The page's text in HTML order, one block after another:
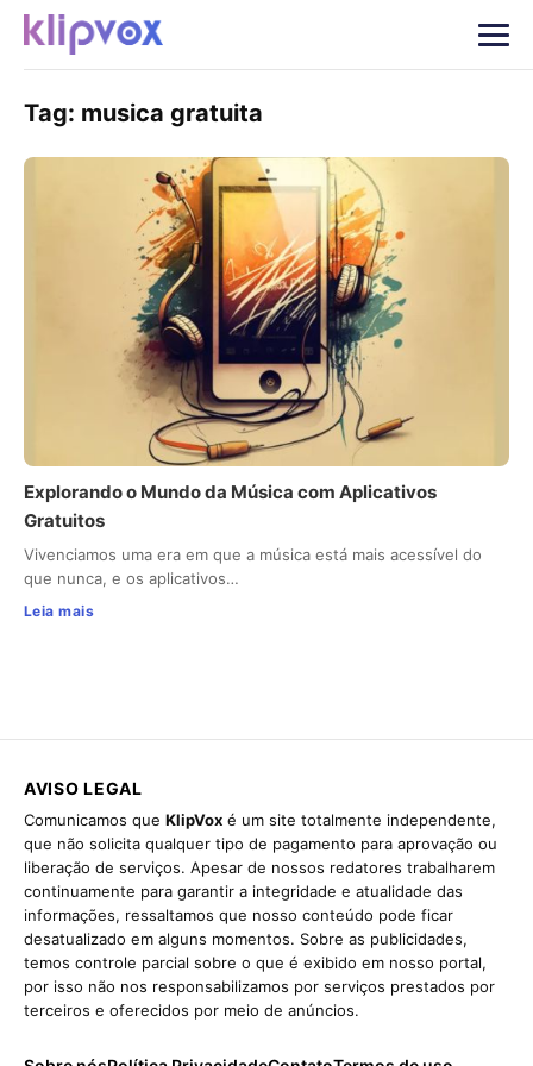
Tag: musica gratuita
Explorando o Mundo da Música com Aplicativos
Gratuitos
Vivenciamos uma era em que a música está mais acessível do
que nunca, e os aplicativos…
Leia mais
AVISO LEGAL
Comunicamos que KlipVox é um site totalmente independente,
que não solicita qualquer tipo de pagamento para aprovação ou
liberação de serviços. Apesar de nossos redatores trabalharem
continuamente para garantir a integridade e atualidade das
informações, ressaltamos que nosso conteúdo pode ficar
desatualizado em alguns momentos. Sobre as publicidades,
temos controle parcial sobre o que é exibido em nosso portal,
por isso não nos responsabilizamos por serviços prestados por
terceiros e oferecidos por meio de anúncios.